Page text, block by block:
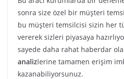
sonra size özel bir müşteri
bu müşteri temsilcisi sizin her
vererek sizleri piyasaya
sayede daha rahat haberdar
analizlerine tamamen erişim
kazanabiliyorsunuz.